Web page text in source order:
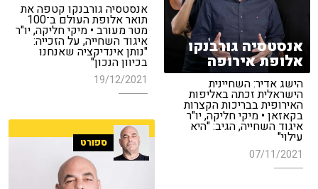
אנסטסיה גורבנקו קטפה את
תואר אלופת העולם ב־100
מטר מעורב • מיקי חליקה, יו"ר
איגוד השחייה, על הזכייה:
"נותן אינדיקציה שאנחנו
בכיוון הנכון"
19/12/2021
אנסטסיה גורבנקו
אלופת אירופה
הישג אדיר: השחיינית
הישראלית זכתה באליפות
האירופית בבריכות הקצרות
בקאזאן • מיקי חליקה, יו"ר
איגוד השחייה, הגיב: "היא
עילוי"
07/11/2021
ספורט